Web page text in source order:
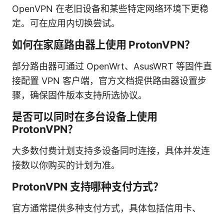
OpenVPN 在老旧设备和某些特定网络环境下更稳
定。可在应用内切换尝试。
如何在家庭路由器上使用 ProtonVPN？
部分路由器可通过 OpenWrt、AsusWRT 等固件直
接配置 VPN 客户端，官方文档提供路由器设置步
骤，确保固件版本支持所选协议。
是否可以同时在多台设备上使用
ProtonVPN？
大多数付费计划支持多设备同时连接，具体并发连
接数以你购买的计划为准。
ProtonVPN 支持哪种支付方式？
官方通常提供多种支付方式，具体包括信用卡、